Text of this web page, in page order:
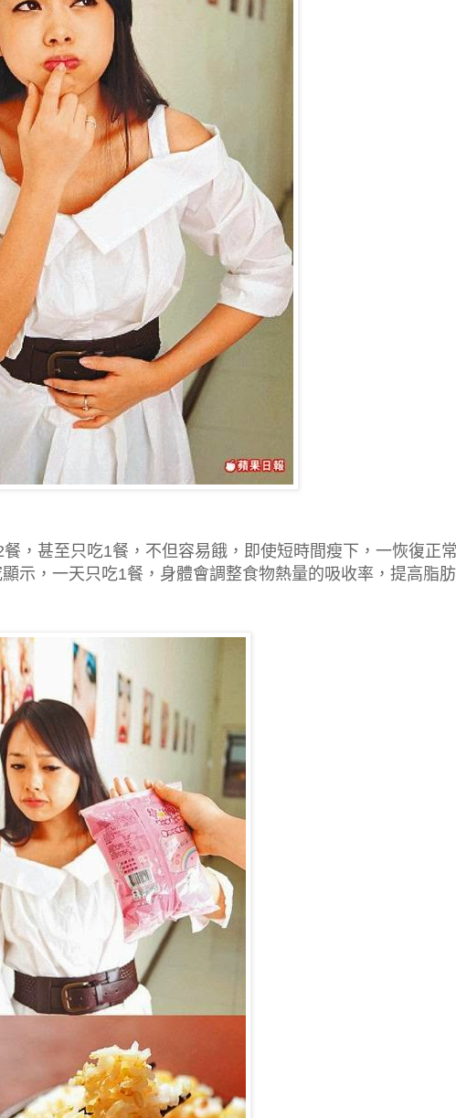
，甚至只吃1餐，不但容易餓，即使短時間瘦下，一恢復正
示，一天只吃1餐，身體會調整食物熱量的吸收率，提高脂